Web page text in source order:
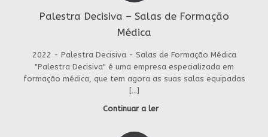
Palestra Decisiva – Salas de Formação
Médica
2022 - Palestra Decisiva - Salas de Formação Médica
"Palestra Decisiva" é uma empresa especializada em
formação médica, que tem agora as suas salas equipadas
[…]
Continuar a ler